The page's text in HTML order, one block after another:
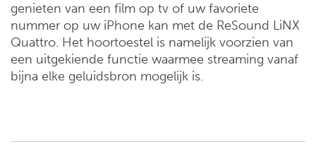
genieten van een film op tv of uw favoriete
nummer op uw iPhone kan met de ReSound LiNX
Quattro. Het hoortoestel is namelijk voorzien van
een uitgekiende functie waarmee streaming vanaf
bijna elke geluidsbron mogelijk is.